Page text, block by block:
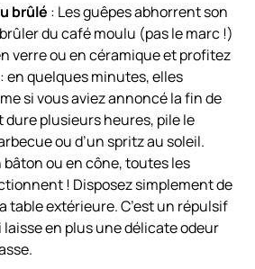
brûlé : Les guêpes abhorrent son
du café moulu (pas le marc !)
verre ou en céramique et profitez
en quelques minutes, elles
si vous aviez annoncé la fin de
dure plusieurs heures, pile le
ou d’un spritz au soleil.
bâton ou en cône, toutes les
! Disposez simplement de
table extérieure. C’est un répulsif
laisse en plus une délicate odeur